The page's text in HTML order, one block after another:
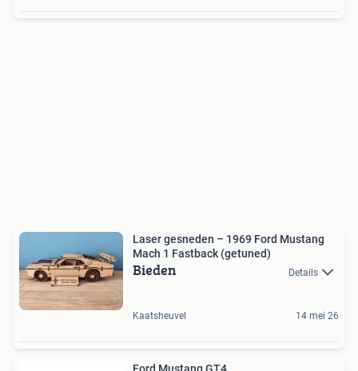
Laser gesneden – 1969 Ford Mustang
Mach 1 Fastback (getuned)
Bieden Details
Kaatsheuvel 14 mei 26
Ford Mustang GT4